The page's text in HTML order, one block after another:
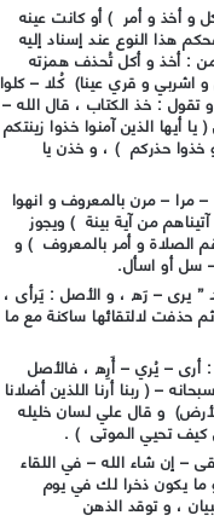
و أخذ و أمر ) أو كانت عينه
هذا النوع عند إسناد إليه
من : أخذ و أكل تُحذف همزته
اشربي و قري عينا) كُلا – كلوا
تقول : خذ الكتاب ، قال الله –
أيها الذين آمنوا خذوا زينتكم
خذوا حذركم ) ، و خذن يا
مرا – مرن بالمعروف و انهوا
من آية بينة ) ويجوز
الصلاة و أمر بالمعروف ) و
سل أو اسأل.
يرى – رَه ، و الأصل : يَرأى ،
حذفت لالتقائها ساكنة مع ما
– يُري – أَرِه ، فالأصل
– ( ربنا أرنا اللذين أضلانا
و قال علي لسان خليله
كيف تحيي الموتى ) .
– إن شاء الله – في اللقاء
ما يكون ذخرا لك في يوم
، و توقد الذهن